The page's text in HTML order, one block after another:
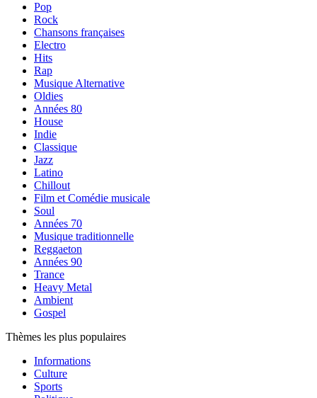
Pop
Rock
Chansons françaises
Electro
Hits
Rap
Musique Alternative
Oldies
Années 80
House
Indie
Classique
Jazz
Latino
Chillout
Film et Comédie musicale
Soul
Années 70
Musique traditionnelle
Reggaeton
Années 90
Trance
Heavy Metal
Ambient
Gospel
Thèmes les plus populaires
Informations
Culture
Sports